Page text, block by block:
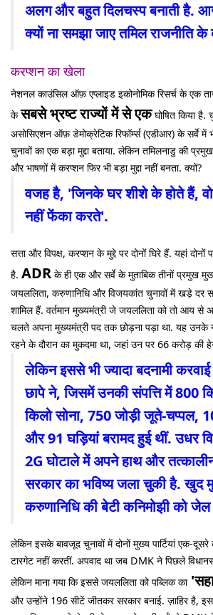
अलग और बहुत दिलचस्प बनाती है.
क्यों ना समझा जाए तमिल राजनीति के
करप्शन का खेला
नेशनल काउंसिल ऑफ़ एप्लाइड इकोनोमिक रिसर्च के एक
केसबसे भ्रष्ट राज्यों में से एकघोषित किया है.
असोसिएशन ऑफ़ डेमोक्रेटिक रिफॉर्म्स (एडीआर) के सर्वे में
चुनावों का एक बड़ा मुद्दा बताया. लेकिन तमिलनाडु की प्रमुख
और भाषणों में करप्शन फिर भी बड़ा मुद्दा नहीं बनता. क्यों?
वजह है, 'जिनके घर शीशे के होते हैं,
नहीं फेंका करते'.
सत्ता और विपक्ष, करप्शन के मुद्दे पर दोनों घिरे हैं. यहां दोनों
है. ADR के ही एक और सर्वे के मुताबिक तीनों प्रमुख
जयललिता, करुणानिधि और विजयकांत चुनावों में खड़े दर
शामिल हैं. वर्तमान मुख्यमंत्री जे जयललिता को तो आय से
चलते अपना मुख्यमंत्री पद तक छोड़ना पड़ा था. यह उनके
रहने के दौरान का मुकदमा था, जहां उन पर 66 करोड़ की
लेकिन इससे भी ज्यादा बदनामी
छापे ने, जिसमें उनकी संपत्ति में 800
किलो सोना, 750 जोड़ी जूते-चप्पल,
और 91 घड़ियां बरामद हुई थीं. उधर
2G घोटाले में अपने हाथ और
सरकार का भविष्य जला चुकी है. खुद
करुणानिधि की बेटी कनिमोझी को जेल
लेकिन इसके बावजूद चुनावों में दोनों मुख्य पार्टियां एक-
टारगेट नहीं करतीं. अपवाद था जब DMK ने पिछले
लेकिन माना गया कि इससे जयललिता को पब्लिक का
और उन्होंने 196 सीटें जीतकर सरकार बनाई. ज़ाहिर है,